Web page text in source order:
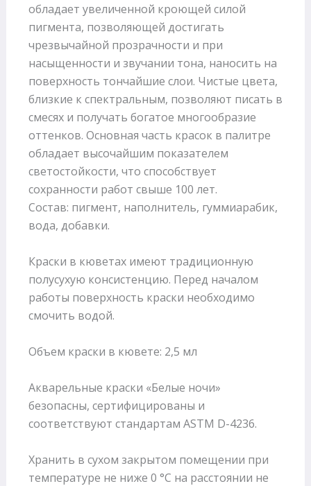
обладает увеличенной кроющей силой
пигмента, позволяющей достигать
чрезвычайной прозрачности и при
насыщенности и звучании тона, наносить на
поверхность тончайшие слои. Чистые цвета,
близкие к спектральным, позволяют писать в
смесях и получать богатое многообразие
оттенков. Основная часть красок в палитре
обладает высочайшим показателем
светостойкости, что способствует
сохранности работ свыше 100 лет.
Состав: пигмент, наполнитель, гуммиарабик,
вода, добавки.
Краски в кюветах имеют традиционную
полусухую консистенцию. Перед началом
работы поверхность краски необходимо
смочить водой.
Объем краски в кювете: 2,5 мл
Акварельные краски «Белые ночи»
безопасны, сертифицированы и
соответствуют стандартам ASTM D-4236.
Хранить в сухом закрытом помещении при
температуре не ниже 0 °С на расстоянии не